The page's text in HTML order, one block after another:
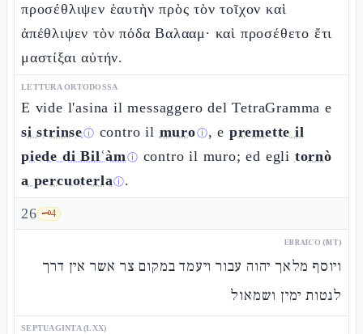
προσέθλιψεν ἑαυτὴν πρὸς τὸν τοῖχον καὶ
ἀπέθλιψεν τὸν πόδα Βαλααμ· καὶ προσέθετο ἔτι
μαστίξαι αὐτήν.
LETTURA ORTODOSSA
E vide l'asina il messaggero del TetraGramma e
si strinseⓘ contro il muroⓘ, e premette il
piede di Bilʿàmⓘ contro il muro; ed egli tornò
a percuoterlaⓘ.
26 🗝️4
EBRAICO (MT)
ויוסף מלאך יהוה עבור ויעמד במקום צר אשר אין דרך
לנטות ימין ושמאול
SEPTUAGINTA (LXX)